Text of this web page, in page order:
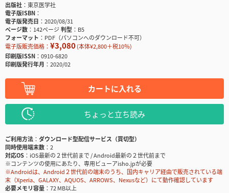
出版社
東京医学社
電子版ISBN
電子版発売日
2020/08/31
ページ数
142ページ判型
B5
フォーマット
PDF（パソコンへのダウンロード不可）
電子版販売価格： ¥3,080(本体¥2,800＋税10％)
印刷版ISSN
0910-6820
印刷版発行年月
2020/02
カートに入れる
ちょっと立ち読み
ご利用方法
ダウンロード型配信サービス（買切型）
同時使用端末数
2
対応OS
iOS最新の２世代前まで / Android最新の２世代前まで
※コンテンツの使用にあたり、専用ビューアisho.jpが必要
※Androidは、Android２世代前の端末のうち、国内キャリア経由で販売されている端
末（Xperia、GALAXY、AQUOS、ARROWS、Nexusなど）にて動作確認しています
必要メモリ容量
72 MB以上